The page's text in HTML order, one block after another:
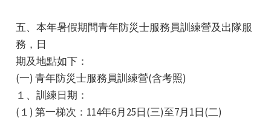
五、本年暑假期間青年防災士服務員訓練營及出隊服
務，日
期及地點如下：
(一) 青年防災士服務員訓練營(含考照)
１、訓練日期：
(１) 第一梯次：114年6月25日(三)至7月1日(二)